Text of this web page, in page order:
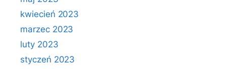
kwiecień 2023
marzec 2023
luty 2023
styczeń 2023